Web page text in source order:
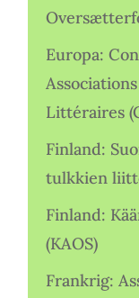
Europa:
Littéraires
Finland:
tulkkien
Finland:
(KAOS)
Frankrig: